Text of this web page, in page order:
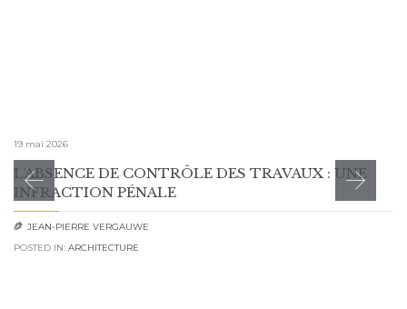
19 mai 2026
L’ABSENCE DE CONTRÔLE DES TRAVAUX : UNE
INFRACTION PÉNALE
 JEAN-PIERRE VERGAUWE
POSTED IN: ARCHITECTURE